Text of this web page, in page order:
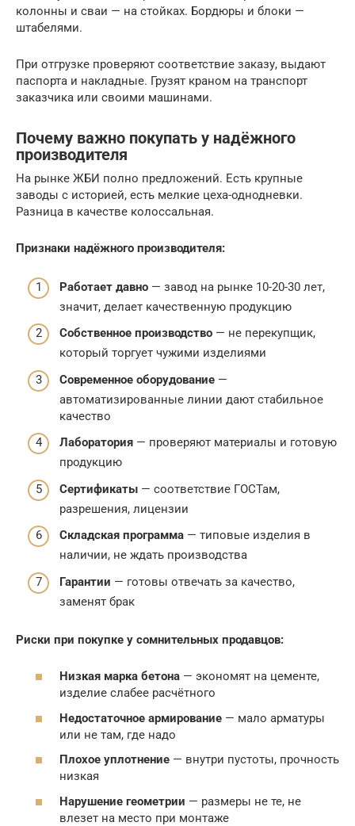
колонны и сваи — на стойках. Бордюры и блоки —
штабелями.
При отгрузке проверяют соответствие заказу, выдают
паспорта и накладные. Грузят краном на транспорт
заказчика или своими машинами.
Почему важно покупать у надёжного
производителя
На рынке ЖБИ полно предложений. Есть крупные
заводы с историей, есть мелкие цеха-однодневки.
Разница в качестве колоссальная.
Признаки надёжного производителя:
Работает давно — завод на рынке 10-20-30 лет,
значит, делает качественную продукцию
Собственное производство — не перекупщик,
который торгует чужими изделиями
Современное оборудование —
автоматизированные линии дают стабильное
качество
Лаборатория — проверяют материалы и готовую
продукцию
Сертификаты — соответствие ГОСТам,
разрешения, лицензии
Складская программа — типовые изделия в
наличии, не ждать производства
Гарантии — готовы отвечать за качество,
заменят брак
Риски при покупке у сомнительных продавцов:
Низкая марка бетона — экономят на цементе,
изделие слабее расчётного
Недостаточное армирование — мало арматуры
или не там, где надо
Плохое уплотнение — внутри пустоты, прочность
низкая
Нарушение геометрии — размеры не те, не
влезет на место при монтаже